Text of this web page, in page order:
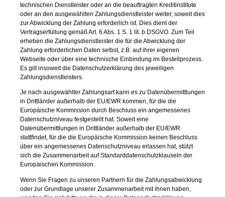
technischen Dienstleister oder an die beauftragten Kreditinstitute
oder an den ausgewählten Zahlungsdienstleister weiter, soweit dies
zur Abwicklung der Zahlung erforderlich ist. Dies dient der
Vertragserfüllung gemäß Art. 6 Abs. 1 S. 1 lit. b DSGVO. Zum Teil
erheben die Zahlungsdienstleister die für die Abwicklung der
Zahlung erforderlichen Daten selbst, z.B. auf ihrer eigenen
Webseite oder über eine technische Einbindung im Bestellprozess.
Es gilt insoweit die Datenschutzerklärung des jeweiligen
Zahlungsdienstleisters.
Je nach ausgewählter Zahlungsart kann es zu Datenübermittlungen
in Drittländer außerhalb der EU/EWR kommen, für die die
Europäische Kommission durch Beschluss ein angemessenes
Datenschutzniveau festgestellt hat. Soweit eine
Datenübermittlungen in Drittländer außerhalb der EU/EWR
stattfindet, für die die Europäische Kommission keinen Beschluss
über ein angemessenes Datenschutzniveau erlassen hat, stützt
sich die Zusammenarbeit auf Standarddatenschutzklauseln der
Europäischen Kommission.
Wenn Sie Fragen zu unseren Partnern für die Zahlungsabwicklung
oder zur Grundlage unserer Zusammenarbeit mit ihnen haben,